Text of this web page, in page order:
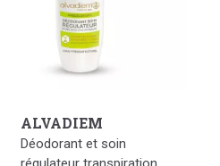
ALVADIEM
Déodorant et soin